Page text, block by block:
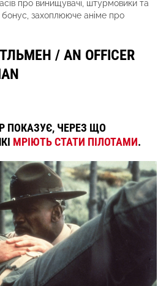
про винищувачі, штурмовики та
бонус, захоплююче аніме про
/ AN OFFICER
ПОКАЗУЄ, ЧЕРЕЗ ЩО
МРІЮТЬ СТАТИ ПІЛОТАМИ.